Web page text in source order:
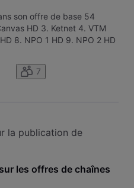
son offre de base 54
HD 3. Ketnet 4. VTM
8. NPO 1 HD 9. NPO 2 HD
BBC One HD 17. BBC Two
7
la publication de
les offres de chaînes